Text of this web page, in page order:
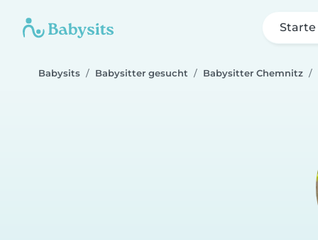
Starte
Babysits Babysitter gesucht Babysitter Chemnitz